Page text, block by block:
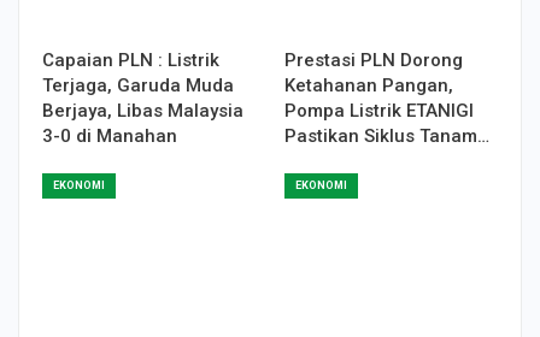
Capaian PLN : Listrik
Terjaga, Garuda Muda
Berjaya, Libas Malaysia
3-0 di Manahan
Prestasi PLN Dorong
Ketahanan Pangan,
Pompa Listrik ETANIGI
Pastikan Siklus Tanam…
EKONOMI EKONOMI